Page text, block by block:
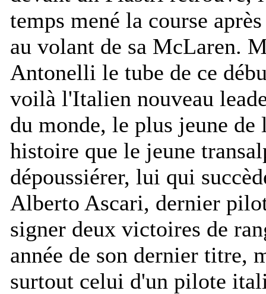
temps mené la course
au volant de sa McLaren.
Antonelli le tube de ce
voilà l'Italien nouveau
du monde, le plus jeune
histoire que le jeune
dépoussiérer, lui qui
Alberto Ascari, dernier
signer deux victoires de
année de son dernier titre,
surtout celui d'un pilote